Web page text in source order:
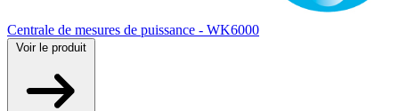
Centrale de mesures de puissance - WK6000
Voir le produit